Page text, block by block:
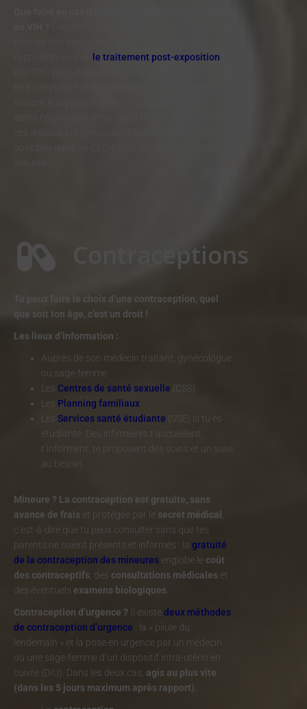
le traitement post-exposition
Contraceptions
Tu peux faire le choix d’une contraception, quel
que soit ton âge, c’est un droit !
Les lieux d’information :
Auprès de son médecin traitant, gynécologue
ou sage-femme
Les Centres de santé sexuelle (CSS)
Les Planning familiaux
Les Services santé étudiante (SSE) si tu es
étudiante. Des infirmières t’accueillent,
t’informent, te proposent des soins et un suivi
au besoin.
Mineure ? La contraception est gratuite, sans
avance de frais et protégée par le secret médical
c’est-à-dire que tu peux consulter sans que tes
parents ne soient présents et informés : la gratuité
de la contraception des mineures englobe le coût
des contraceptifs , des consultations médicales et
des éventuels examens biologiques
Contraception d’urgence ?
Il existe deux méthodes
de contraception d’urgence : la « pilule du
lendemain » et la pose en urgence par un médecin
ou une sage-femme d’un dispositif intra-utérin en
cuivre (DIU). Dans les deux cas, agis au plus vite
(dans les 5 jours maximum après rapport).